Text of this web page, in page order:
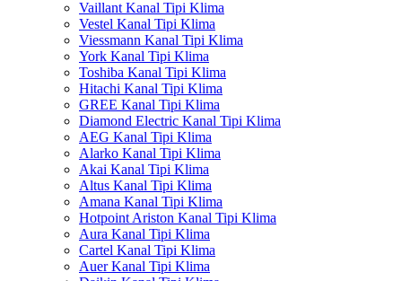
Vaillant Kanal Tipi Klima
Vestel Kanal Tipi Klima
Viessmann Kanal Tipi Klima
York Kanal Tipi Klima
Toshiba Kanal Tipi Klima
Hitachi Kanal Tipi Klima
GREE Kanal Tipi Klima
Diamond Electric Kanal Tipi Klima
AEG Kanal Tipi Klima
Alarko Kanal Tipi Klima
Akai Kanal Tipi Klima
Altus Kanal Tipi Klima
Amana Kanal Tipi Klima
Hotpoint Ariston Kanal Tipi Klima
Aura Kanal Tipi Klima
Cartel Kanal Tipi Klima
Auer Kanal Tipi Klima